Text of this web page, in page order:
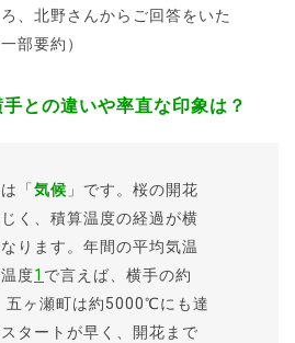
、北野さんからご回答をいた
部要約）
との違いや率直な印象は？
「 気候 」です。桜の開花
く、積算温度の経過が横
ります。年間の平均気温
度1 で言えば、横手の約
ヶ瀬町は約5000℃にも達
タートが早く、開花まで